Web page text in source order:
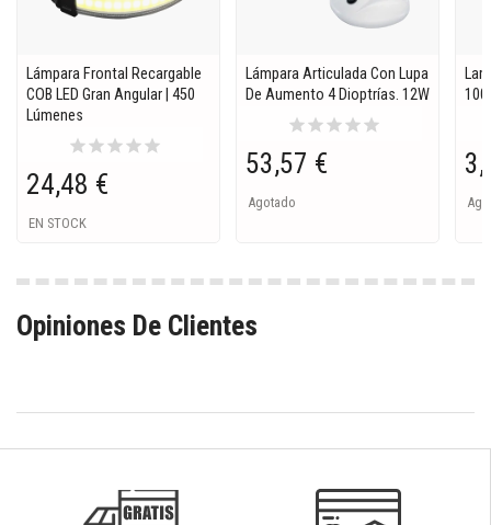
Lámpara Frontal Recargable
COB LED Gran Angular | 450
Lúmenes
starstarstarstarstar
24,48 €
EN STOCK
Lámpara Articulada Con Lupa
De Aumento 4 Dioptrías. 12W
starstarstarstarstar
53,57 €
Agotado
100
Opiniones De Clientes